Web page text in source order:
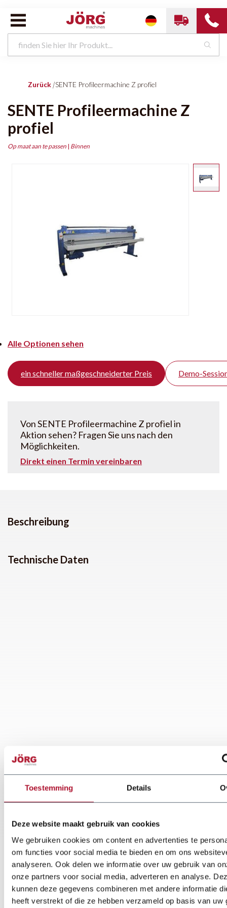
Toestemming Details
Deze website maakt gebruik van cookies
We gebruiken cookies om content en advertenties te
om functies voor social media te bieden en om ons
analyseren. Ook delen we informatie over uw gebruik van
onze partners voor social media, adverteren en analyse.
kunnen deze gegevens combineren met andere informatie
heeft verstrekt of die ze hebben verzameld op basis van uw
Zurück |SENTE Profileermachine Z profiel
SENTE Profileermachine Z
profiel
Op maat aan te passen | Binnen
Alle Optionen sehen
ein schneller maßgeschneiderter Preis Demo-
Von SENTE Profileermachine Z profiel in
Aktion sehen? Fragen Sie uns nach den
Möglichkeiten.
Direkt einen Termin vereinbaren
Beschreibung
Technische Daten